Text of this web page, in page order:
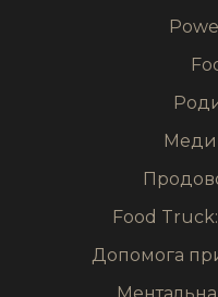
Food
Допомога
Ментальна